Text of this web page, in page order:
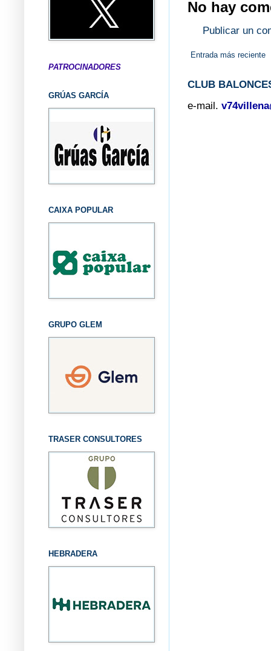
No hay
Publicar un
Entrada más reciente
CLUB
e-mail.
PATROCINADORES
GRÚAS GARCÍA
CAIXA POPULAR
GRUPO GLEM
TRASER CONSULTORES
HEBRADERA